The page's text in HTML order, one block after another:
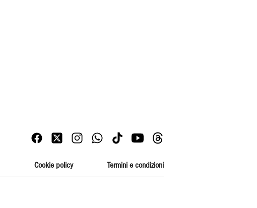
Cookie policy Termini e condizioni